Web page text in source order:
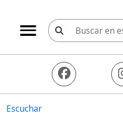
Escuchar